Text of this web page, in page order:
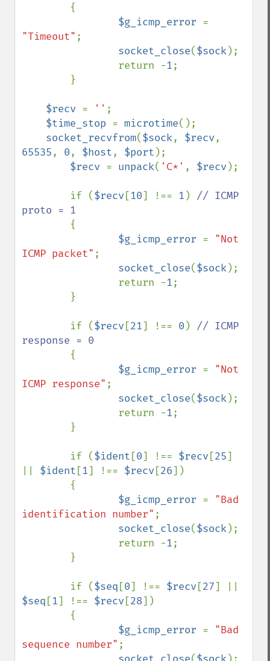
$g_icmp_error
"Timeout" ;
socket_close($sock);
                return -
1;
$recv = '' ;
$time_stop = microtime();
socket_recvfrom($sock, $recv
65535, 0, $host, $port );
$recv = unpack( 'C*' , $recv);
        if (
$recv[10] !== 1 ) // ICMP
proto = 1
{
$g_icmp_error = "Not
ICMP packet" ;
socket_close($sock);
                return -
1;
        if (
$recv[21] !== 0 ) // ICMP
response = 0
{
$g_icmp_error = "Not
ICMP response" ;
socket_close($sock);
                return -
1;
        if (
$ident [0] !== $recv[25]
$ident [1] !== $recv[26])
$g_icmp_error = "Bad
identification number" ;
socket_close($sock);
                return -
1;
        if (
$seq [0] !== $recv[27
$seq [1] !== $recv[28])
$g_icmp_error = "Bad
sequence number" ;